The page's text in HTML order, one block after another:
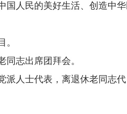
人民的美好生活、创造中
志出席团拜会。
人士代表，离退休老同志代